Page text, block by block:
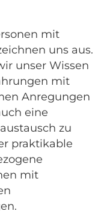
mit
uns aus.
unser Wissen
mit
Anregungen
eine
zu
praktikable
mit